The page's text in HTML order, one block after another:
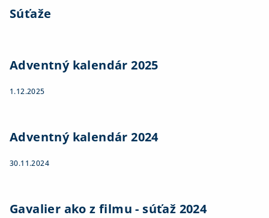
Súťaže
Adventný kalendár 2025
1.12.2025
Adventný kalendár 2024
30.11.2024
Gavalier ako z filmu - súťaž 2024